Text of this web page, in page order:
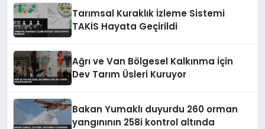
Tarımsal Kuraklık İzleme Sistemi
TAKİS Hayata Geçirildi
Ağrı ve Van Bölgesel Kalkınma İçin
Dev Tarım Üsleri Kuruyor
Bakan Yumaklı duyurdu 260 orman
yangınının 258i kontrol altında